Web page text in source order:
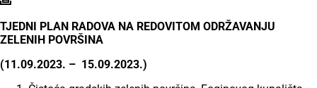
TJEDNI PLAN RADOVA NA REDOVITOM ODRŽAVANJU
ZELENIH POVRŠINA
(11.09.2023. – 15.09.2023.)